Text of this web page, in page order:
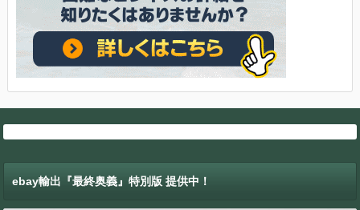
ebay輸出『最終奥義』特別版 提供中！